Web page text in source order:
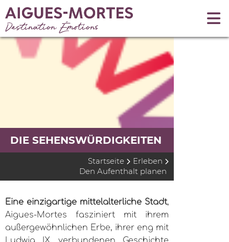
DIE SEHENSWÜRDIGKEITEN
Startseite
Erleben
Den Aufenthalt planen
Eine einzigartige mittelalterliche Stadt,
Aigues-Mortes fasziniert mit ihrem
außergewöhnlichen Erbe, ihrer eng mit